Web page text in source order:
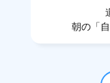
朝の「